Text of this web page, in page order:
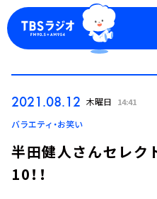
ログイン
2021.08.12 木曜日 14:41
バラエティ・お笑い
半田健人さんセレク
10！！